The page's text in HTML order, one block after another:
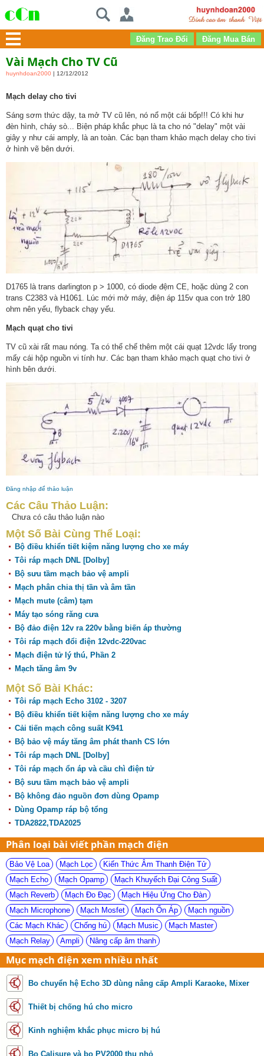
Vài Mạch Cho TV Cũ
huynhdoan2000 | 12/12/2012
Mạch delay cho tivi
Sáng sơm thức dậy, ta mở TV cũ lên, nó nổ một cái bốp!!! Có khi hư
đèn hình, cháy sò... Biện pháp khắc phục là ta cho nó "delay" một vài
giây y như cái amply, là an toàn. Các bạn tham khảo mạch delay cho tivi
ở hình vẽ bên dưới.
D1765 là trans darlington p > 1000, có diode đệm CE, hoặc dùng 2 con
trans C2383 và H1061. Lúc mới mở máy, điện áp 115v qua con trở 180
ohm nên yếu, flyback chạy yếu.
Mạch quạt cho tivi
TV cũ xài rất mau nóng. Ta có thể chế thêm một cái quạt 12vdc lấy trong
mấy cái hộp nguồn vi tính hư. Các bạn tham khảo mạch quạt cho tivi ở
hình bên dưới.
Đăng nhập để thảo luận
Các Câu Thảo Luận:
Chưa có câu thảo luận nào
Một Số Bài Cùng Thể Loại:
Bộ điều khiển tiết kiệm năng lượng cho xe máy
Tôi ráp mạch DNL [Dolby]
Bộ sưu tầm mạch bảo vệ ampli
Mạch phân chia thị tần và âm tần
Mạch mute (câm) tạm
Máy tạo sóng răng cưa
Bộ đảo điện 12v ra 220v bằng biến áp thường
Tôi ráp mạch đổi điện 12vdc-220vac
Mạch điện tử lý thú, Phần 2
Mạch tăng âm 9v
Một Số Bài Khác:
Tôi ráp mạch Echo 3102 - 3207
Bộ điều khiển tiết kiệm năng lượng cho xe máy
Cải tiến mạch công suất K941
Bộ bảo vệ máy tăng âm phát thanh CS lớn
Tôi ráp mạch DNL [Dolby]
Tôi ráp mạch ổn áp và cầu chì điện tử
Bộ sưu tầm mạch bảo vệ ampli
Bộ không đảo nguồn đơn dùng Opamp
Dùng Opamp ráp bộ tổng
TDA2822,TDA2025
Phân loại bài viết phần mạch điện
Bảo Vệ Loa Mạch Lọc
Kiến Thức Âm Thanh Điện Tử
Mạch Echo
Mạch Opamp
Mạch Khuyếch Đại Công Suất
Mạch Reverb
Mạch Đo Đạc
Mạch Hiệu Ứng Cho Đàn
Mạch Microphone
Mạch Mosfet Mạch Ổn Áp
Mạch nguồn
Các Mạch Khác
Chống hú Mạch Music
Mạch Master
Mạch Relay
Ampli Nâng cấp âm thanh
Mục mạch điện xem nhiều nhất
Bo chuyển hệ Echo 3D dùng nâng cấp Ampli Karaoke, Mixer
Thiết bị chống hú cho micro
Kinh nghiệm khắc phục micro bị hú
Bo Calisure và bo PV2000 thu nhỏ